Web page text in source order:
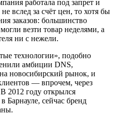
работала под запрет и
вслед за счёт цен, то хотя бы
заказов: большинство
везти товар неделями, а
ни с нежели.
технологии», подобно
амбиции DNS,
новосибирский рынок, и
— впрочем, через
2012 году открылся
Барнауле, сейчас бренд